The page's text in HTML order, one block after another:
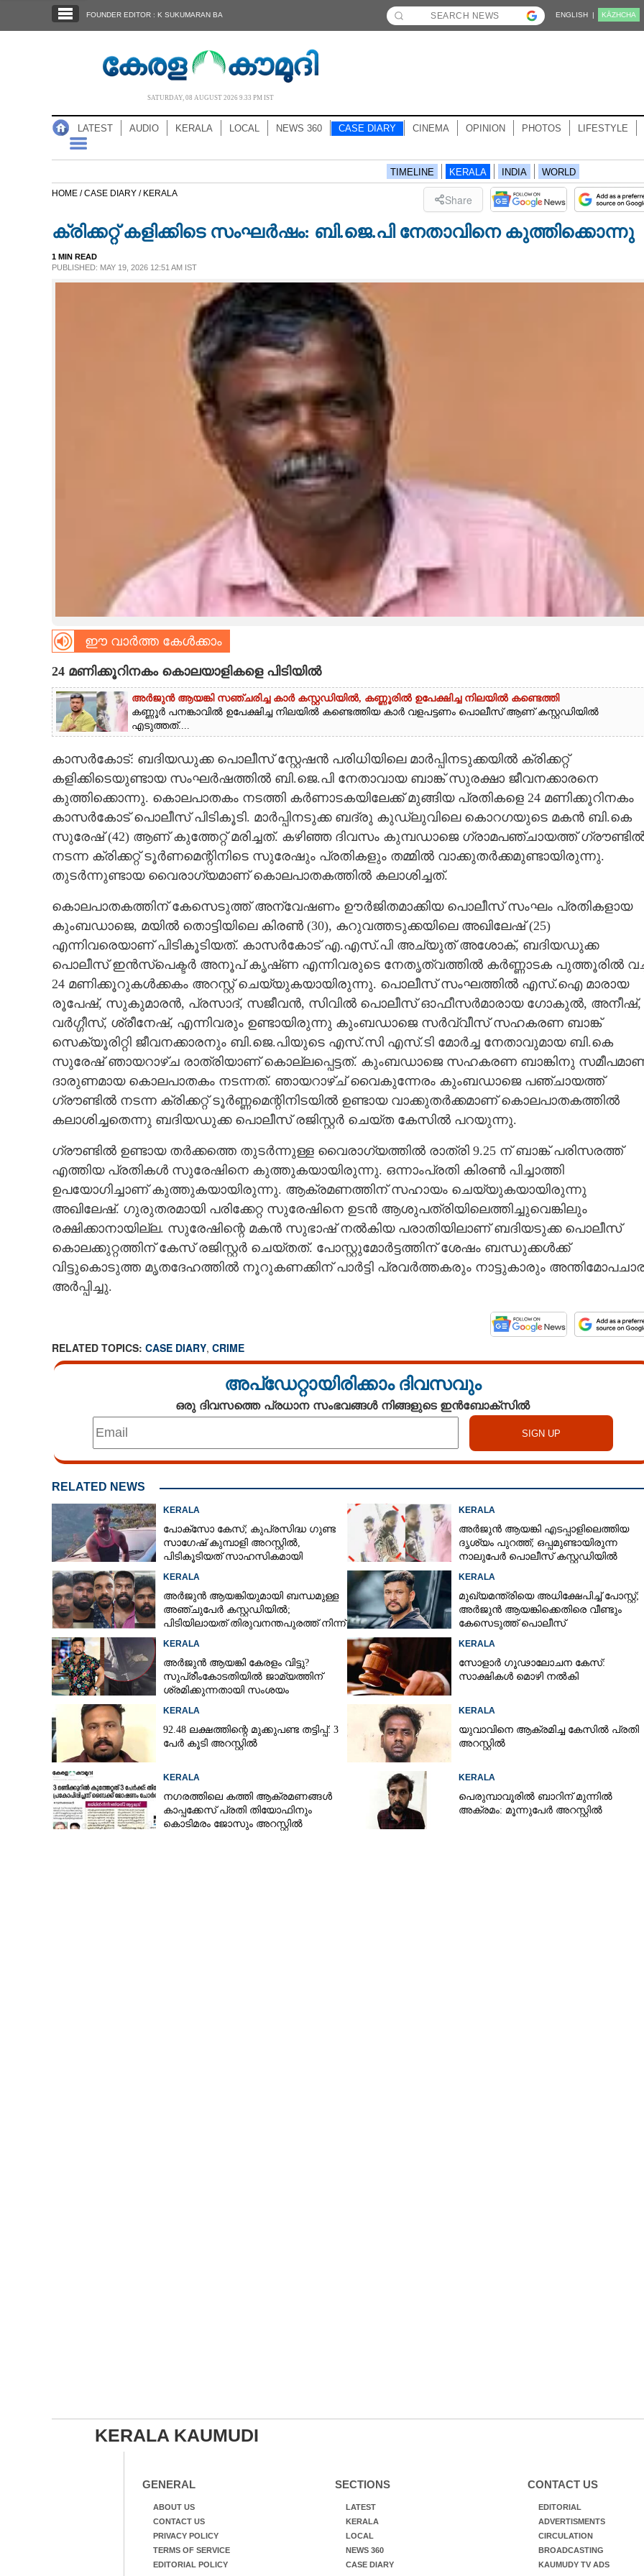
NOTIFIED NEWS
CARTOONS
LITERATURE
CONTACT US
FOUNDER EDITOR : K SUKUMARAN BA ENGLISH | KĀZHCHA
SATURDAY, 08 AUGUST 2026 9.33 PM IST
LATEST AUDIO KERALA LOCAL NEWS 360 CASE DIARY CINEMA OPINION PHOTOS LIFESTYLE
TIMELINE KERALA INDIA WORLD
HOME /CASE DIARY / KERALA Share
ക്രിക്കറ്റ് കളിക്കിടെ സംഘർഷം: ബി.ജെ.പി നേതാവിനെ കുത്തിക്കൊന്നു
1 MIN READ
PUBLISHED: MAY 19, 2026 12:51 AM IST
ഈ വാർത്ത കേൾക്കാം
24 മണിക്കൂറിനകം കൊലയാളികളെ പിടിയിൽ
അർജുൻ ആയങ്കി സഞ്ചരിച്ച കാർ കസ്റ്റഡിയിൽ,​ കണ്ണൂരിൽ ഉപേക്ഷിച്ച നിലയിൽ കണ്ടെത്തി
കണ്ണൂർ പനങ്കാവിൽ ഉപേക്ഷിച്ച നിലയിൽ കണ്ടെത്തിയ കാർ വളപട്ടണം പൊലീസ് ആണ് കസ്റ്റഡിയിൽ
എടുത്തത്....
കാസർകോട്: ബദിയഡുക്ക പൊലീസ് സ്റ്റേഷൻ പരിധിയിലെ മാർപ്പിനടുക്കയിൽ ക്രിക്കറ്റ്
കളിക്കിടെയുണ്ടായ സംഘർഷത്തിൽ ബി.ജെ.പി നേതാവായ ബാങ്ക് സുരക്ഷാ ജീവനക്കാരനെ
കുത്തിക്കൊന്നു. കൊലപാതകം നടത്തി കർണാടകയിലേക്ക് മുങ്ങിയ പ്രതികളെ 24 മണിക്കൂറിനകം
കാസർകോട് പൊലീസ് പിടികൂടി. മാർപ്പിനടുക്ക ബദ്രു കുഡ്‌ലുവിലെ കൊറഗയുടെ മകൻ ബി.കെ
സുരേഷ് (42) ആണ് കുത്തേറ്റ് മരിച്ചത്. കഴിഞ്ഞ ദിവസം കുമ്പഡാജെ ഗ്രാമപഞ്ചായത്ത്
നടന്ന ക്രിക്കറ്റ് ടൂർണമെന്റിനിടെ സുരേഷും പ്രതികളും തമ്മിൽ വാക്കുതർക്കമുണ്ടായിരുന്നു.
തുടർന്നുണ്ടായ വൈരാഗ്യമാണ് കൊലപാതകത്തിൽ കലാശിച്ചത്.
കൊലപാതകത്തിന് കേസെടുത്ത് അന്വേഷണം ഊർജിതമാക്കിയ പൊലീസ് സംഘം പ്രതികളായ
കുംബഡാജെ, മയിൽ തൊട്ടിയിലെ കിരൺ (30), കറുവത്തടുക്കയിലെ അഖിലേഷ് (25)
എന്നിവരെയാണ് പിടികൂടിയത്. കാസർകോട് എ.എസ്.പി അച്യുത് അശോക്, ബദിയഡുക്ക
പൊലീസ് ഇൻസ്പെക്ടർ അനൂപ് കൃഷ്‌ണ എന്നിവരുടെ നേതൃത്വത്തിൽ കർണ്ണാടക പുത്തൂരിൽ
24 മണിക്കൂറുകൾക്കകം അറസ്റ്റ് ചെയ്യുകയായിരുന്നു. പൊലീസ് സംഘത്തിൽ എസ്.ഐ മാരായ
രൂപേഷ്, സുകുമാരൻ, പ്രസാദ്, സജീവൻ, സിവിൽ പൊലീസ് ഓഫീസർമാരായ ഗോകുൽ, അനീഷ്,
വർഗ്ഗീസ്, ശ്രീനേഷ്, എന്നിവരും ഉണ്ടായിരുന്നു കുംബഡാജെ സർവ്വീസ് സഹകരണ ബാങ്ക്
സെക്യൂരിറ്റി ജീവനക്കാരനും ബി.ജെ.പിയുടെ എസ്.സി എസ്.ടി മോർച്ച നേതാവുമായ ബി.കെ
സുരേഷ് ഞായറാഴ്‌ച രാത്രിയാണ് കൊല്ലപ്പെട്ടത്. കുംബഡാജെ സഹകരണ ബാങ്കിനു
ദാരുണമായ കൊലപാതകം നടന്നത്. ഞായറാഴ്ച്‌ വൈകുന്നേരം കുംബഡാജെ പഞ്ചായത്ത്
ഗ്രൗണ്ടിൽ നടന്ന ക്രിക്കറ്റ് ടൂർണ്ണമെന്റിനിടയിൽ ഉണ്ടായ വാക്കുതർക്കമാണ് കൊലപാതകത്തിൽ
കലാശിച്ചതെന്നു ബദിയഡുക്ക പൊലീസ് രജിസ്റ്റർ ചെയ്‌ത കേസിൽ പറയുന്നു.
ഗ്രൗണ്ടിൽ ഉണ്ടായ തർക്കത്തെ തുടർന്നുള്ള വൈരാഗ്യത്തിൽ രാത്രി 9.25 ന് ബാങ്ക് പരിസരത്ത്
എത്തിയ പ്രതികൾ സുരേഷിനെ കുത്തുകയായിരുന്നു. ഒന്നാംപ്രതി കിരൺ പിച്ചാത്തി
ഉപയോഗിച്ചാണ് കുത്തുകയായിരുന്നു. ആക്രമണത്തിന് സഹായം ചെയ്യുകയായിരുന്നു
അഖിലേഷ്. ഗുരുതരമായി പരിക്കേറ്റ സുരേഷിനെ ഉടൻ ആശുപത്രിയിലെത്തിച്ചുവെങ്കിലും
രക്ഷിക്കാനായില്ല. സുരേഷിന്റെ മകൻ സുഭാഷ് നൽകിയ പരാതിയിലാണ് ബദിയടുക്ക പൊലീസ്
കൊലക്കുറ്റത്തിന് കേസ് രജിസ്റ്റർ ചെയ്തത്. പോസ്റ്റുമോർട്ടത്തിന് ശേഷം ബന്ധുക്കൾക്ക്
വിട്ടുകൊടുത്ത മൃതദേഹത്തിൽ നൂറുകണക്കിന് പാർട്ടി പ്രവർത്തകരും നാട്ടുകാരും
അർപ്പിച്ചു.
RELATED TOPICS: CASE DIARY, CRIME
അപ്ഡേറ്റായിരിക്കാം ദിവസവും
ഒരു ദിവസത്തെ പ്രധാന സംഭവങ്ങൾ നിങ്ങളുടെ ഇൻബോക്സിൽ
RELATED NEWS
KERALA
പോക്‌സോ കേസ്; കുപ്രസിദ്ധ ഗുണ്ട
സാഗേഷ് കുമ്പാളി അറസ്റ്റിൽ,
പിടികൂടിയത് സാഹസികമായി
KERALA
അർജുൻ ആയങ്കി എടപ്പാളിലെത്തിയ
ദൃശ്യം പുറത്ത്; ഒപ്പമുണ്ടായിരുന്ന
നാലുപേർ പൊലീസ് കസ്റ്റഡിയിൽ
KERALA
അർജുൻ ആയങ്കിയുമായി ബന്ധമുള്ള
അഞ്ചുപേർ കസ്റ്റഡിയിൽ;
പിടിയിലായത് തിരുവനന്തപുരത്ത് നിന്ന്
KERALA
മുഖ്യമന്ത്രിയെ അധിക്ഷേപിച്ച് പോസ്റ്റ്;
അർജുൻ ആയങ്കിക്കെതിരെ വീണ്ടും
കേസെടുത്ത് പൊലീസ്
KERALA
അർജുൻ ആയങ്കി കേരളം വിട്ടു?
സുപ്രീംകോടതിയിൽ ജാമ്യത്തിന്
ശ്രമിക്കുന്നതായി സംശയം
KERALA
സോളാർ ഗൂഢാലോചന കേസ്:
സാക്ഷികൾ മൊഴി നൽകി
KERALA
92.48 ലക്ഷത്തിന്റെ മുക്കുപണ്ട തട്ടിപ്പ്: 3
പേർ കൂടി അറസ്റ്റിൽ
KERALA
യുവാവിനെ ആക്രമിച്ച കേസിൽ പ്രതി
അറസ്റ്റിൽ
KERALA
നഗരത്തിലെ കത്തി ആക്രമണങ്ങൾ
കാപ്പക്കേസ് പ്രതി തിയോഫിനും
കൊടിമരം ജോസും അറസ്റ്റിൽ
KERALA
പെരുമ്പാവൂരിൽ ബാറിന് മുന്നിൽ
അക്രമം: മൂന്നുപേർ അറസ്റ്റിൽ
KERALA KAUMUDI
GENERAL
ABOUT US
CONTACT US
PRIVACY POLICY
TERMS OF SERVICE
EDITORIAL POLICY
SECTIONS
LATEST
KERALA
LOCAL
NEWS 360
CASE DIARY
CONTACT US
EDITORIAL
ADVERTISMENTS
CIRCULATION
BROADCASTING
KAUMUDY TV ADS
ക്രിക്കറ്റ് കളിക്കിടെ സംഘർഷം: ബി.ജെ.പി
നേതാവിനെ കുത്തിക്കൊന്നു
Share this link
Copy Link